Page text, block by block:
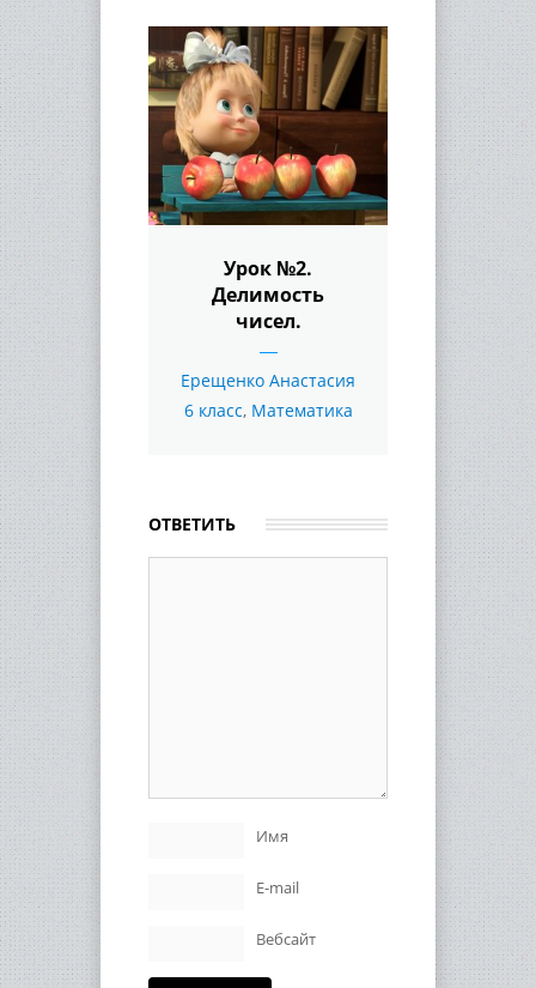
Урок №2.
Делимость
чисел.
Ерещенко Анастасия
6 класс, Математика
ОТВЕТИТЬ
Имя
E-mail
Вебсайт